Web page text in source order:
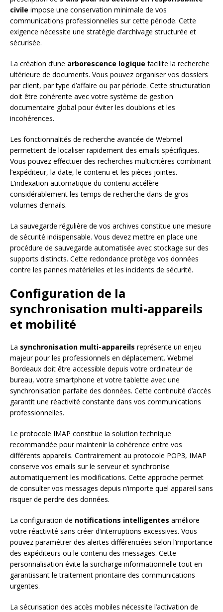
civile impose une conservation minimale de vos
communications professionnelles sur cette période. Cette
exigence nécessite une stratégie d’archivage structurée et
sécurisée.
La création d’une arborescence logique facilite la recherche
ultérieure de documents. Vous pouvez organiser vos dossiers
par client, par type d’affaire ou par période. Cette structuration
doit être cohérente avec votre système de gestion
documentaire global pour éviter les doublons et les
incohérences.
Les fonctionnalités de recherche avancée de Webmel
permettent de localiser rapidement des emails spécifiques.
Vous pouvez effectuer des recherches multicritères combinant
l’expéditeur, la date, le contenu et les pièces jointes.
L’indexation automatique du contenu accélère
considérablement les temps de recherche dans de gros
volumes d’emails.
La sauvegarde régulière de vos archives constitue une mesure
de sécurité indispensable. Vous devez mettre en place une
procédure de sauvegarde automatisée avec stockage sur des
supports distincts. Cette redondance protège vos données
contre les pannes matérielles et les incidents de sécurité.
Configuration de la
synchronisation multi-appareils
et mobilité
La synchronisation multi-appareils représente un enjeu
majeur pour les professionnels en déplacement. Webmel
Bordeaux doit être accessible depuis votre ordinateur de
bureau, votre smartphone et votre tablette avec une
synchronisation parfaite des données. Cette continuité d’accès
garantit une réactivité constante dans vos communications
professionnelles.
Le protocole IMAP constitue la solution technique
recommandée pour maintenir la cohérence entre vos
différents appareils. Contrairement au protocole POP3, IMAP
conserve vos emails sur le serveur et synchronise
automatiquement les modifications. Cette approche permet
de consulter vos messages depuis n’importe quel appareil sans
risquer de perdre des données.
La configuration de notifications intelligentes améliore
votre réactivité sans créer d’interruptions excessives. Vous
pouvez paramétrer des alertes différenciées selon l’importance
des expéditeurs ou le contenu des messages. Cette
personnalisation évite la surcharge informationnelle tout en
garantissant le traitement prioritaire des communications
urgentes.
La sécurisation des accès mobiles nécessite l’activation de